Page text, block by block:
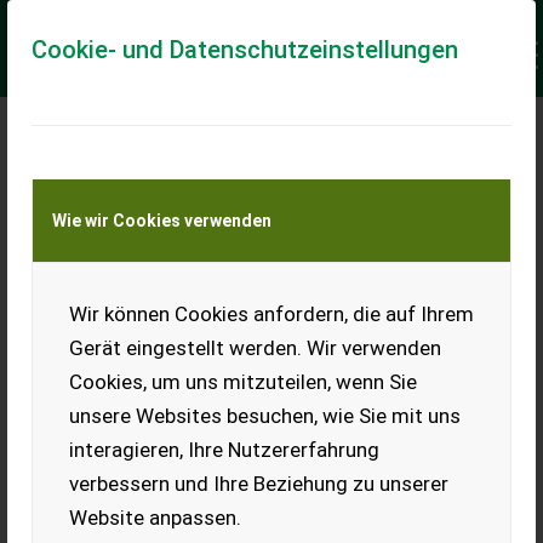
Cookie- und Datenschutzeinstellungen
Wie wir Cookies verwenden
Wir können Cookies anfordern, die auf Ihrem
Gerät eingestellt werden. Wir verwenden
Cookies, um uns mitzuteilen, wenn Sie
unsere Websites besuchen, wie Sie mit uns
interagieren, Ihre Nutzererfahrung
verbessern und Ihre Beziehung zu unserer
Website anpassen.
Meine Transportkostenanfrage
Transport von Land- und Baumaschinen –
KEINE Tiertransporte
Ladeort
Ort